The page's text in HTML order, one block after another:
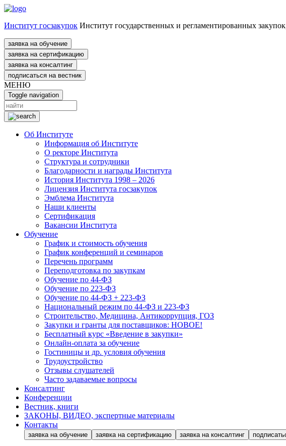
Институт госзакупок Институт государственных и регламентированных
заявка на обучение
заявка на сертификацию
заявка на консалтинг
подписаться на вестник
МЕНЮ
Toggle navigation
Об Институте
Информация об Институте
О ректоре Института
Структура и сотрудники
Благодарности и награды Института
История Института 1998 – 2026
Лицензия Института госзакупок
Эмблема Института
Наши клиенты
Сертификация
Вакансии Института
Обучение
График и стоимость обучения
График конференций и семинаров
Перечень программ
Переподготовка по закупкам
Обучение по 44-ФЗ
Обучение по 223-ФЗ
Обучение по 44-ФЗ + 223-ФЗ
Национальный режим по 44-ФЗ и 223-ФЗ
Строительство, Медицина, Антикоррупция, ГОЗ
Закупки и гранты для поставщиков: НОВОЕ!
Бесплатный курс «Введение в закупки»
Онлайн-оплата за обучение
Гостиницы и др. условия обучения
Трудоустройство
Отзывы слушателей
Часто задаваемые вопросы
Консалтинг
Конференции
Вестник, книги
ЗАКОНЫ, ВИДЕО, экспертные материалы
Контакты
заявка на обучение заявка на сертификацию заявка на консалтинг